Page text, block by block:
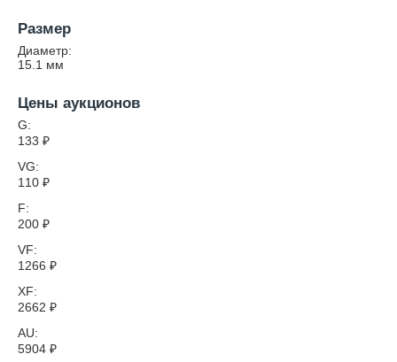
Размер
Диаметр:
15.1 мм
Цены аукционов
G:
133 ₽
VG:
110 ₽
F:
200 ₽
VF:
1266 ₽
XF:
2662 ₽
AU:
5904 ₽